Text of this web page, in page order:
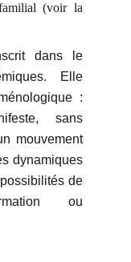
(voir la
dans le
Elle
:
sans
mouvement
dynamiques
de
ou